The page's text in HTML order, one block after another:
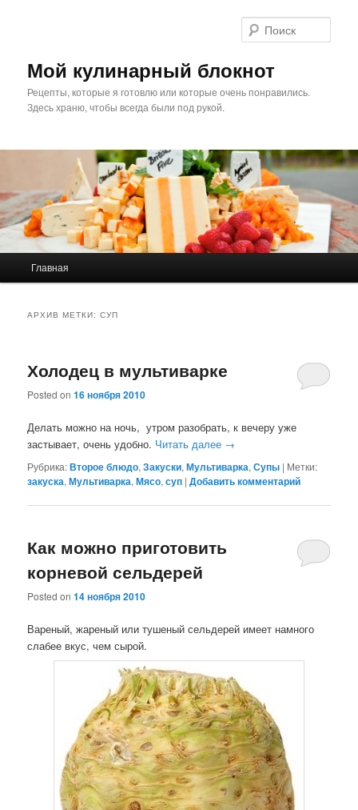
Мой кулинарный блокнот
Рецепты, которые я готовлю или которые очень понравились.
Здесь храню, чтобы всегда были под рукой.
Перейти к основному содержимому
Перейти к дополнительному содержимому
Главная
АРХИВ МЕТКИ:СУП
Холодец в мультиварке
Posted on16 ноября 2010
Делать можно на ночь, утром разобрать, к вечеру уже
застывает, очень удобно. Читать далее →
Рубрика:Второе блюдо,Закуски,Мультиварка,Супы | Метки:
закуска,Мультиварка,Мясо,суп |Добавить комментарий
Как можно приготовить
корневой сельдерей
Posted on14 ноября 2010
Вареный, жареный или тушеный сельдерей имеет намного
слабее вкус, чем сырой.